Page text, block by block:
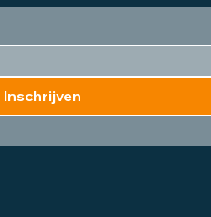
Inschrijven